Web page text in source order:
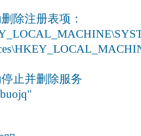
除注册表项：
止并删除服务